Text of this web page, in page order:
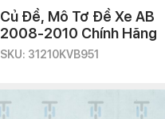
Củ Đề, Mô Tơ Đề Xe AB
2008-2010 Chính Hãng
SKU: 31210KVB951